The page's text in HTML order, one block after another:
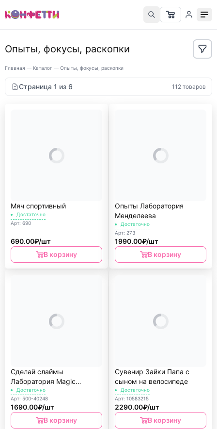
Опыты, фокусы, раскопки
Главная — Каталог — Опыты, фокусы, раскопки
Страница 1 из 6 112 товаров
Мяч спортивный
Достаточно
Арт: 690
690.00₽/шт
В корзину
Опыты Лаборатория
Менделеева
Достаточно
Арт: 273
1990.00₽/шт
В корзину
Сделай слаймы
Лаборатория Magic
Academy
Достаточно
Арт: 500-40248
1690.00₽/шт
В корзину
Сувенир Зайки Папа с
сыном на велосипеде
Достаточно
Арт: 10583215
2290.00₽/шт
В корзину